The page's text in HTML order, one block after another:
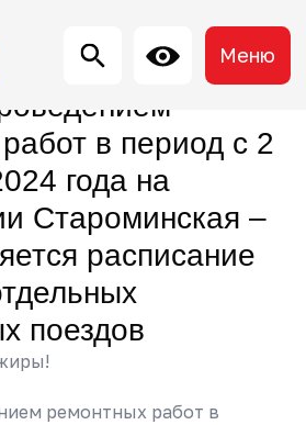
в период с 2
года на
Староминская –
расписание
поездов
ремонтных работ в